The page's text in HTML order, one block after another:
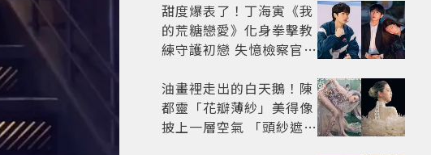
甜度爆表了！丁海寅《我
的荒糖戀愛》化身拳擊教
練守護初戀 失憶檢察官×
劇
油畫裡走出的白天鵝！陳
都靈「花瓣薄紗」美得像
披上一層空氣 「頭紗遮